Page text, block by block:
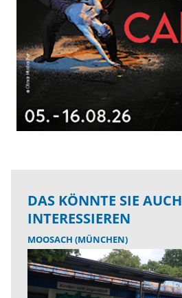
DAS KÖNNTE SIE AUCH
INTERESSIEREN
MOOSACH (MÜNCHEN)